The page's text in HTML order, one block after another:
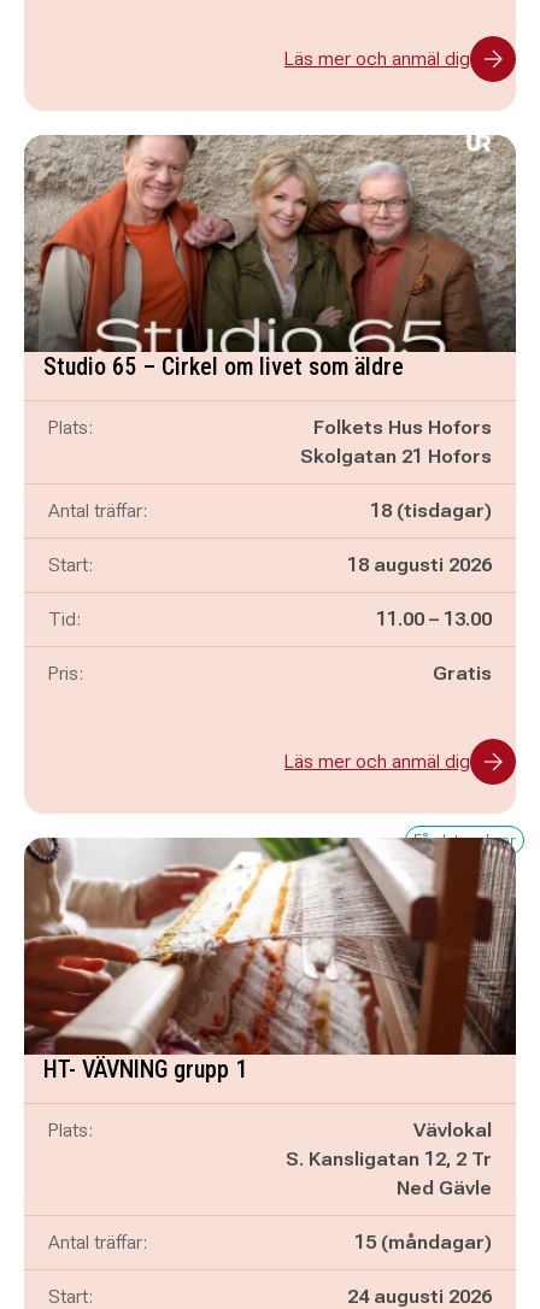
Läs mer och anmäl dig
Studio 65 – Cirkel om livet som äldre
Plats:
Folkets Hus Hofors
Skolgatan 21 Hofors
Antal träffar: 18 (tisdagar)
Start: 18 augusti 2026
Tid: Pågår mellan
11.00 – och
13.00
Pris: Gratis
Läs mer och anmäl dig
Få platser kvar
HT- VÄVNING grupp 1
Plats:
Vävlokal
S. Kansligatan 12, 2 Tr
Ned Gävle
Antal träffar: 15 (måndagar)
Start: 24 augusti 2026